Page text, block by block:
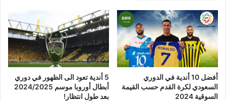
أفضل 10 أندية في الدوري
السعودي لكرة القدم حسب القيمة
السوقية 2024
5 أندية تعود الى الظهور في دوري
أبطال أوروبا موسم 2024/2025
بعد طول انتظار!